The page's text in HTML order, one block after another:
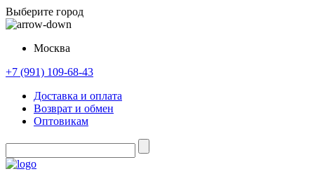
Выберите город
Москва
+7 (991) 109-68-43
Доставка и оплата
Возврат и обмен
Оптовикам